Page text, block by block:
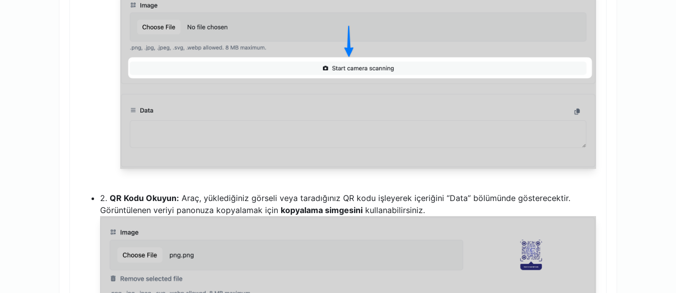
2. QR Kodu Okuyun: Araç, yüklediğiniz görseli veya taradığınız QR kodu işleyerek içeriğini “Data” bölümünde gösterecektir.
Görüntülenen veriyi panonuza kopyalamak için kopyalama simgesini kullanabilirsiniz.